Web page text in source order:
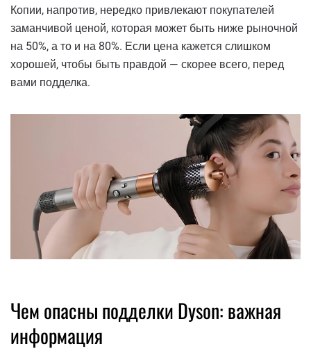
Копии, напротив, нередко привлекают покупателей
заманчивой ценой, которая может быть ниже рыночной
на 50%, а то и на 80%. Если цена кажется слишком
хорошей, чтобы быть правдой — скорее всего, перед
вами подделка.
Чем опасны подделки Dyson: важная
информация